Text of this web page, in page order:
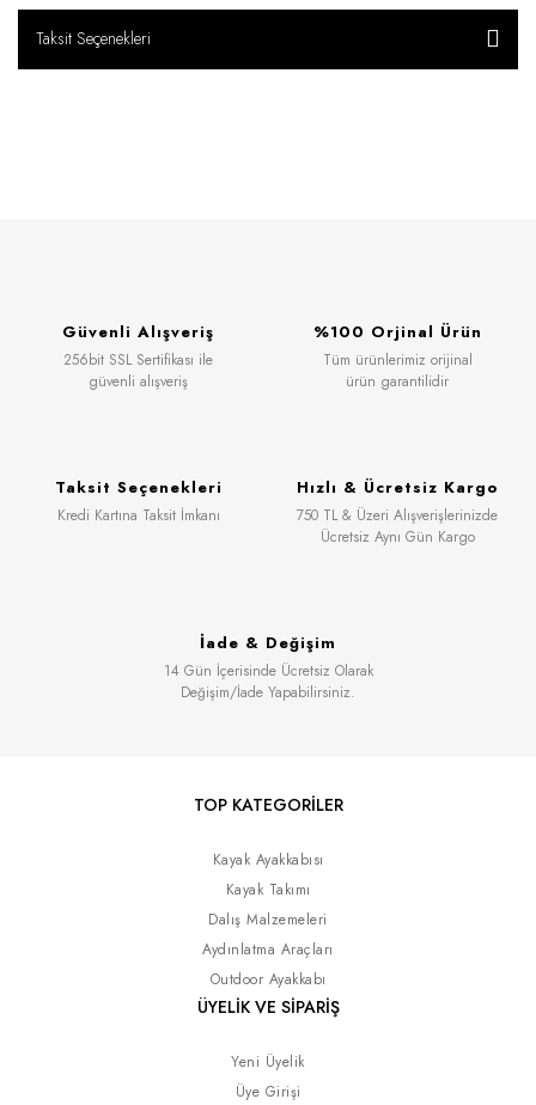
Taksit Seçenekleri
Güvenli Alışveriş
256bit SSL Sertifikası ile
güvenli alışveriş
%100 Orjinal Ürün
Tüm ürünlerimiz orijinal
ürün garantilidir
Taksit Seçenekleri
Kredi Kartına Taksit İmkanı
Hızlı & Ücretsiz Kargo
750 TL & Üzeri Alışverişlerinizde
Ücretsiz Aynı Gün Kargo
İade & Değişim
14 Gün İçerisinde Ücretsiz Olarak
Değişim/İade Yapabilirsiniz.
TOP KATEGORİLER
Kayak Ayakkabısı
Kayak Takımı
Dalış Malzemeleri
Aydınlatma Araçları
Outdoor Ayakkabı
ÜYELİK VE SİPARİŞ
Yeni Üyelik
Üye Girişi